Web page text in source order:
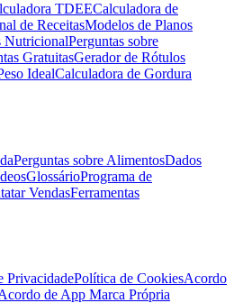
TDEECalculadora de
de ReceitasModelos de Planos
NutricionalPerguntas sobre
GratuitasGerador de Rótulos
IdealCalculadora de Gordura
Perguntas sobre AlimentosDados
GlossárioPrograma de
VendasFerramentas
PrivacidadePolítica de CookiesAcordo
de App Marca Própria